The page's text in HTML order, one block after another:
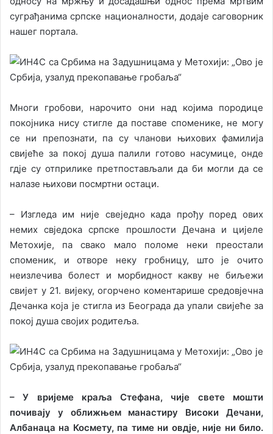
суграђанима српске националности, додаје саговорник
нашег портала.
Многи гробови, нарочито они над којима породице
покојника нису стигле да поставе споменике, не могу
се ни препознати, па су чланови њихових фамилија
свијеће за покој душа палили готово насумице, онде
гдје су отприлике претпостављали да би могли да се
налазе њихови посмртни остаци.
– Изгледа им није свеједно када прођу поред ових
немих свједока српске прошлости Дечана и цијеле
Метохије, па свако мало поломе неки преостали
споменик, и отворе неку гробницу, што је очито
неизлечива болест и морбидност какву не биљежи
свијет у 21. вијеку, огорчено коментарише средовјечна
Дечанка која је стигла из Београда да упали свијеће за
покој душа својих родитеља.
– У вријеме краља Стефана, чије свете мошти
почивају у оближњем манастиру Високи Дечани,
Албанаца на Космету, па тиме ни овдје, није ни било.